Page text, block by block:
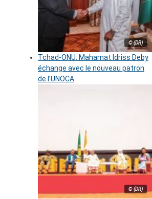
© (DR)
Tchad-ONU: Mahamat Idriss Deby
échange avec le nouveau patron
de l’UNOCA
© (DR)